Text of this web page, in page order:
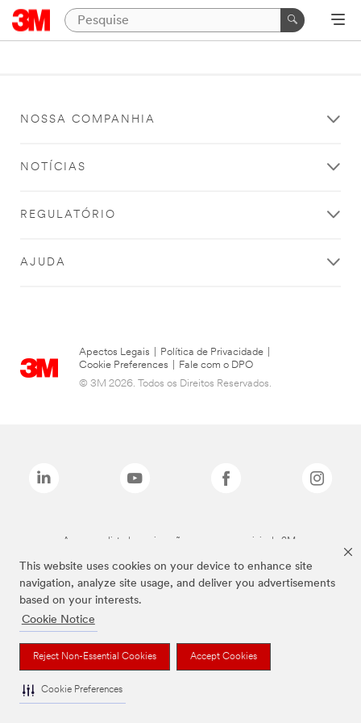
This website uses cookies on your device to enhance site
navigation, analyze site usage, and deliver you advertisements
based on your interests.
Cookie Notice
Reject Non-Essential Cookies Accept Cookies
Cookie Preferences
NOSSA COMPANHIA
NOTÍCIAS
REGULATÓRIO
AJUDA
Apectos Legais Política de Privacidade
Cookie Preferences
Fale com o DPO
© 3M 2026. Todos os Direitos Reservados.
As marcas listadas a cima são marcas comerciais da 3M.